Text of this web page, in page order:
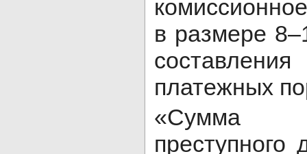
в размере
платежных
«Сумма
преступного